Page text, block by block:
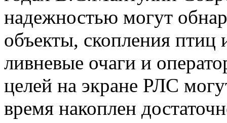
надежностью могут
объекты, скопления птиц
ливневые очаги и
целей на экране РЛС
время накоплен